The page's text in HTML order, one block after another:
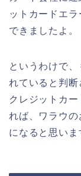
ットカードエ
できましたよ。
というわけで
れていると判断
クレジットカ
れば、ワラウ
になると思いま